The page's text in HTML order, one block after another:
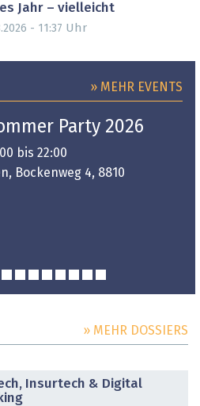
Jahr – vielleicht
- 11:37 Uhr
» MEHR EVENTS
Party 2026
bis 22:00
Bockenweg 4, 8810
» MEHR DOSSIERS
Insurtech & Digital